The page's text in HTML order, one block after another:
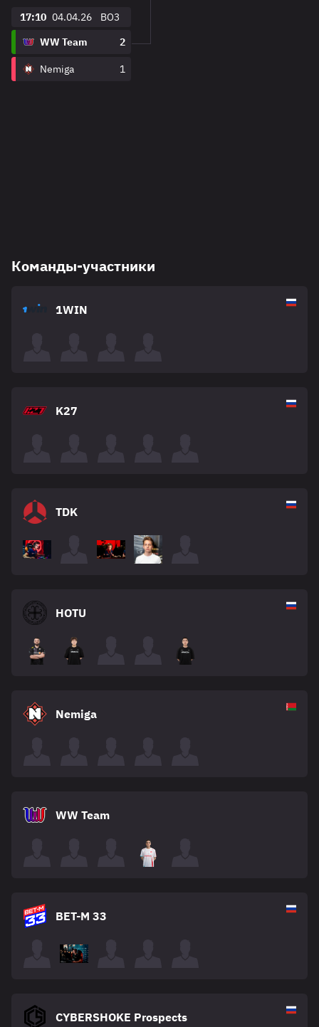
17:10 04.04.26
BO3
WW Team
2
Nemiga 1
Команды-участники
1WIN
K27
TDK
HOTU
Nemiga
WW Team
BET-M 33
CYBERSHOKE Prospects